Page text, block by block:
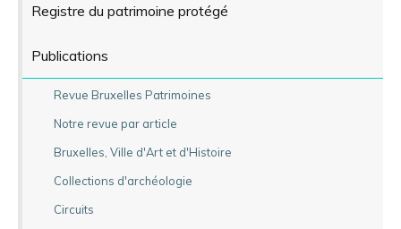
Registre du patrimoine protégé
Publications
Revue Bruxelles Patrimoines
Notre revue par article
Bruxelles, Ville d'Art et d'Histoire
Collections d'archéologie
Circuits